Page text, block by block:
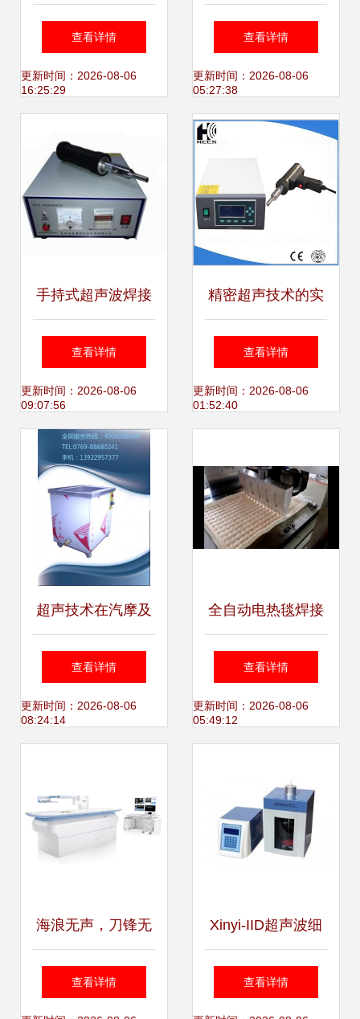
毒清洗机KD-6603
高效净化与食材保
查看详情
更新时间：2026-08-06
16:25:29
GEN11医用超声高
频外科集成系统 代
理加盟与招商新机
查看详情
更新时间：2026-08-06
05:27:38
手持式超声波焊接
机 价格解析与选购
指南
查看详情
更新时间：2026-08-06
09:07:56
精密超声技术的实
践者 杭州合创超声
波科技引领智能焊
查看详情
更新时间：2026-08-06
01:52:40
超声技术在汽摩及
配件制造中的应用
与创新
查看详情
更新时间：2026-08-06
08:24:14
全自动电热毯焊接
机与压纹机 大型超
声波设备制造商前
查看详情
更新时间：2026-08-06
05:49:12
海浪无声，刀锋无
影 海扶刀JC200D1
查看详情
Xinyi-IID超声波细
胞粉碎机 宁波新艺
查看详情